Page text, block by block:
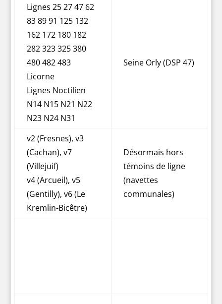
Lignes 25 27 47 62
83 89 91 125 132
162 172 180 182
282 323 325 380
480 482 483
Licorne
Lignes Noctilien
N14 N15 N21 N22
N23 N24 N31
Seine Orly (DSP 47)
v2 (Fresnes), v3
(Cachan), v7
(Villejuif)
v4 (Arcueil), v5
(Gentilly), v6 (Le
Kremlin-Bicêtre)
Désormais hors
témoins de ligne
(navettes
communales)